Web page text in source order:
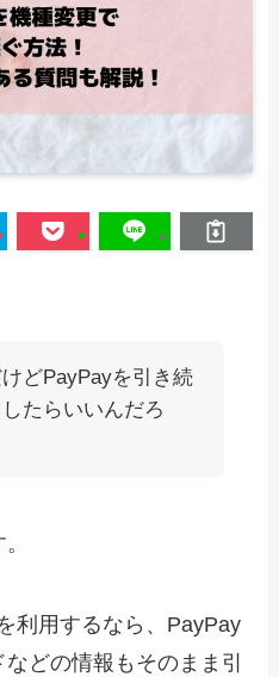
どPayPayを引き続
たらいいんだろ
利用するなら、PayPay
どの情報もそのまま引